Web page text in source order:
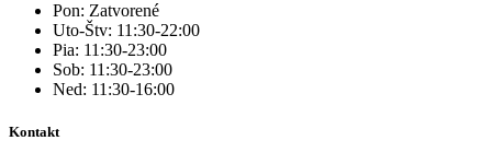
Pon: Zatvorené
Uto-Štv: 11:30-22:00
Pia: 11:30-23:00
Sob: 11:30-23:00
Ned: 11:30-16:00
Kontakt